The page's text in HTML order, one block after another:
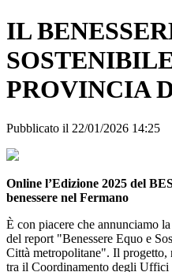
IL
PROVINCIA
Pubblicato il 22/01/2026 14:25
Online l’Edizione 2025 del
benessere nel Fermano
È con piacere che annunciamo
del report "Benessere Equo e
Città metropolitane". Il progetto,
tra il Coordinamento degli Uffici